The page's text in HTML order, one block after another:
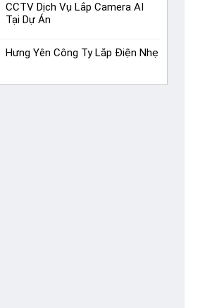
CCTV Dịch Vụ Lắp Camera AI
Tại Dự Án
Hưng Yên Công Ty Lắp Điện Nhẹ